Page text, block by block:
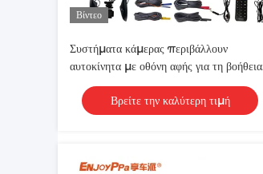
Βίντεο
Συστήματα κάμερας περιβάλλουν
αυτοκίνητα με οθόνη αφής για τη βοήθεια
στάθμευσης Mazda CX8
Βρείτε την καλύτερη τιμή